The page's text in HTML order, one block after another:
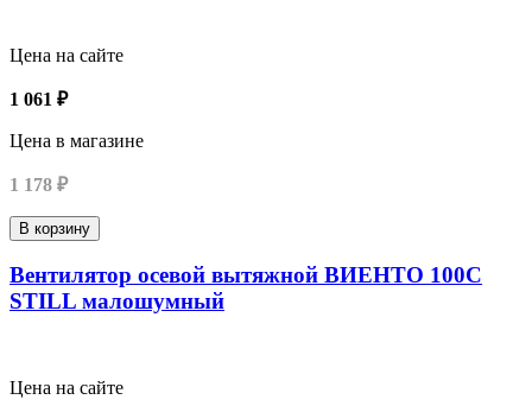
Цена на сайте
1 061 ₽
Цена в магазине
1 178 ₽
В корзину
Вентилятор осевой вытяжной ВИЕНТО 100С
STILL малошумный
Цена на сайте